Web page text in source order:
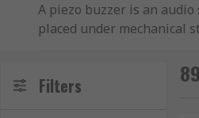
A piezo buzzer is an
placed under mechanical
How do piezo buzzers
Filters